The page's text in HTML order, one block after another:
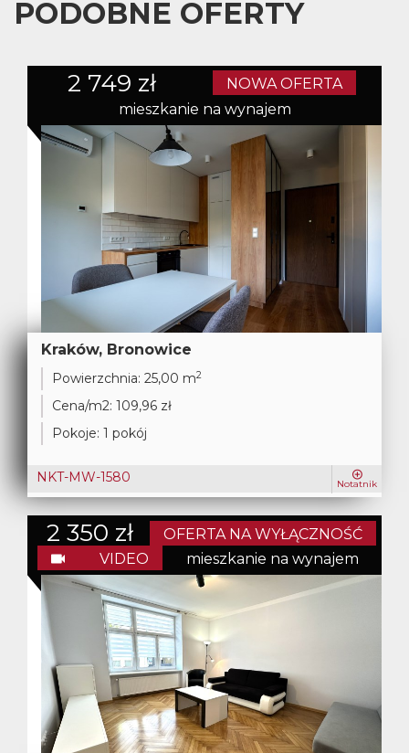
PODOBNE OFERTY
2 749 zł
NOWA OFERTA
mieszkanie na wynajem
Kraków, Bronowice
Powierzchnia: 25,00 m2
Cena/m2: 109,96 zł
Pokoje: 1 pokój
NKT-MW-1580 Notatnik
2 350 zł
OFERTA NA WYŁĄCZNOŚĆ
VIDEO
mieszkanie na wynajem